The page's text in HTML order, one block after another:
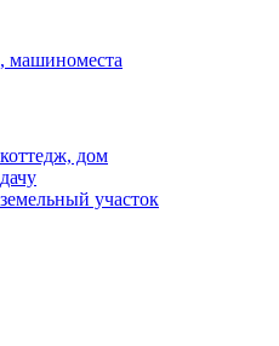
машиноместа
дом
участок